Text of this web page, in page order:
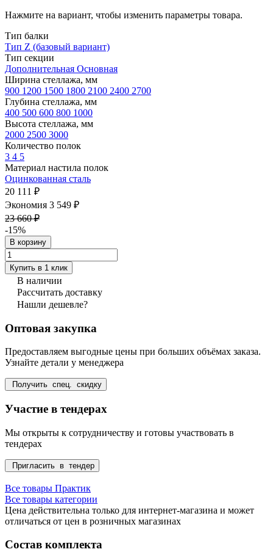
Нажмите на вариант, чтобы изменить параметры товара.
Тип балки
Тип Z (базовый вариант)
Тип секции
Дополнительная Основная
Ширина стеллажа, мм
900 1200 1500 1800 2100 2400 2700
Глубина стеллажа, мм
400 500 600 800 1000
Высота стеллажа, мм
2000 2500 3000
Количество полок
3 4 5
Материал настила полок
Оцинкованная сталь
20 111 ₽
Экономия 3 549 ₽
23 660 ₽
-15%
В корзину
Купить в 1 клик
В наличии
Рассчитать доставку
Нашли дешевле?
Оптовая закупка
Предоставляем выгодные цены при больших объёмах заказа.
Узнайте детали у менеджера
Получить спец. скидку
Участие в тендерах
Мы открыты к сотрудничеству и готовы участвовать в
тендерах
Пригласить в тендер
Все товары Практик
Все товары категории
Цена действительна только для интернет-магазина и может
отличаться от цен в розничных магазинах
Состав комплекта